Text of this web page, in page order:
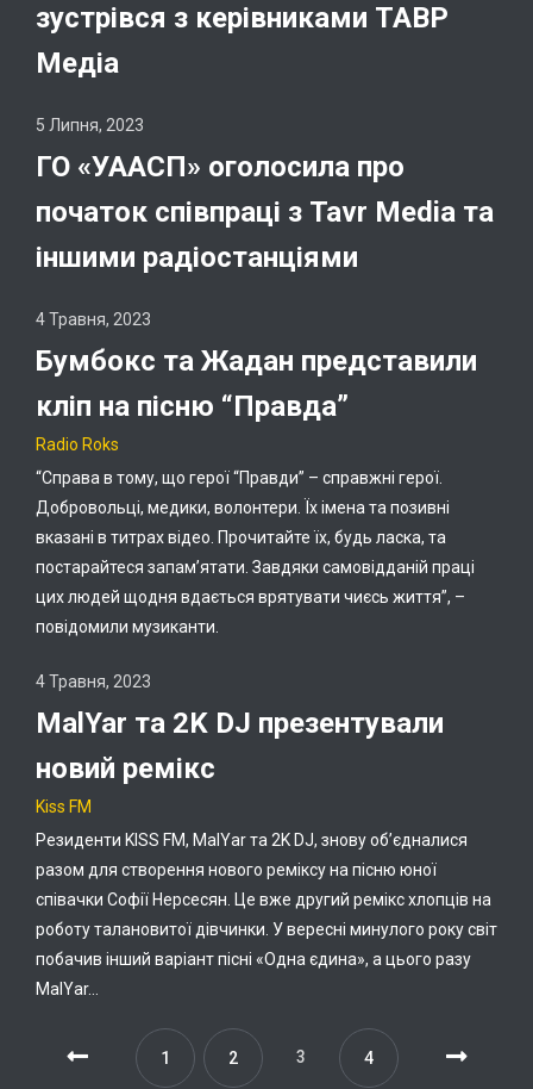
зустрівся з керівниками ТАВР
Медіа
5 Липня, 2023
ГО «УААСП» оголосила про
початок співпраці з Tavr Mediа та
іншими радіостанціями
4 Травня, 2023
Бумбокс та Жадан представили
кліп на пісню “Правда”
Radio Roks
“Справа в тому, що герої “Правди” – справжні герої.
Добровольці, медики, волонтери. Їх імена та позивні
вказані в титрах відео. Прочитайте їх, будь ласка, та
постарайтеся запам’ятати. Завдяки самовідданій праці
цих людей щодня вдається врятувати чиєсь життя”, –
повідомили музиканти.
4 Травня, 2023
MalYar та 2K DJ презентували
новий ремікс
Kiss FM
Резиденти KISS FM, MalYar та 2K DJ, знову об’єдналися
разом для створення нового реміксу на пісню юної
співачки Софії Нерсесян. Це вже другий ремікс хлопців на
роботу талановитої дівчинки. У вересні минулого року світ
побачив інший варіант пісні «Одна єдина», а цього разу
MalYar…
1 2 3 4